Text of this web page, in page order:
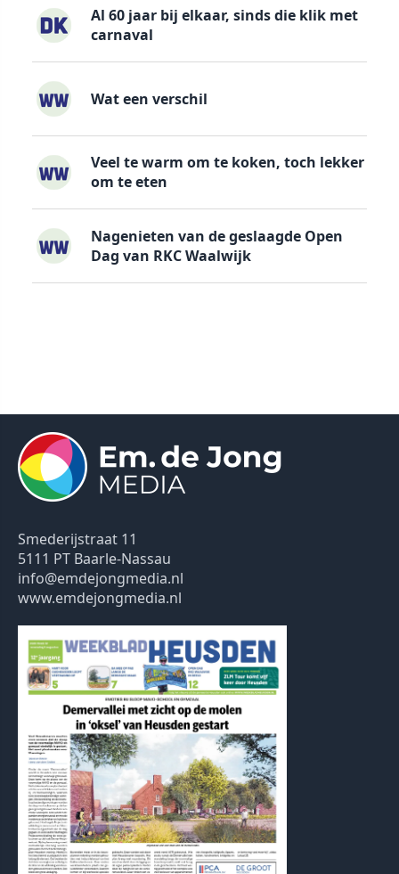
Al 60 jaar bij elkaar, sinds die klik met
carnaval
Wat een verschil
Veel te warm om te koken, toch lekker
om te eten
Nagenieten van de geslaagde Open
Dag van RKC Waalwijk
Smederijstraat 11
5111 PT Baarle-Nassau
info@emdejongmedia.nl
www.emdejongmedia.nl